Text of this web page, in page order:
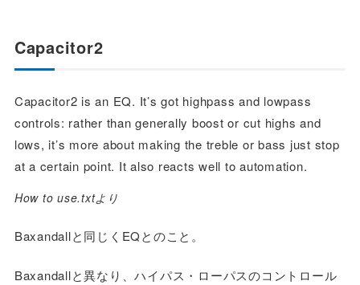
Capacitor2
Capacitor2 is an EQ. It’s got highpass and lowpass
controls: rather than generally boost or cut highs and
lows, it’s more about making the treble or bass just stop
at a certain point. It also reacts well to automation.
How to use.txtより
Baxandallと同じくEQとのこと。
Baxandallと異なり、ハイパス・ローパスのコントロール